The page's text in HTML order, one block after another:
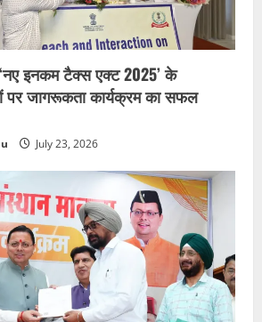
‘नए इनकम टैक्स एक्ट 2025’ के
पर जागरूकता कार्यक्रम का सफल
July 23, 2026